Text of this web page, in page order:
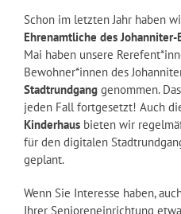
Schon im letzten Jahr haben
Ehrenamtliche des Johanniter-
Mai haben unsere
Bewohner*innen des
Stadtrundgang genommen.
jeden Fall fortgesetzt! Auch
Kinderhaus bieten wir
für den digitalen
geplant.
Wenn Sie Interesse haben,
Ihrer Senioreneinrichtung